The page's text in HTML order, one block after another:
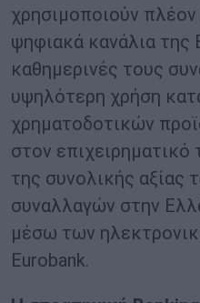
χρησιμοποιούν
ψηφιακά κανάλια της
καθημερινές τους
υψηλότερη χρήση
χρηματοδοτικών
στον
της συνολικής αξίας
συναλλαγών στην
μέσω των
Eurobank.